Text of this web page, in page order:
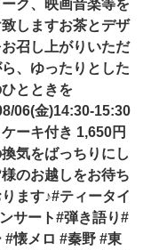
ク、映画音楽等を
します️お茶とデザ
召し上がりいただ
、ゆったりとした
とときを️
06(金)14:30-15:30
ーキ付き 1,650円
気をばっちりにし
のお越しをお待ち
ます♪#ティータイ
サート#弾き語り#
#懐メロ #秦野 #東